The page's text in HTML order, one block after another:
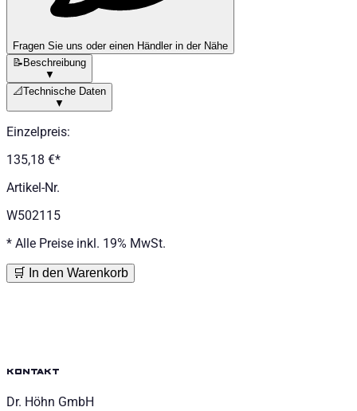
Fragen Sie uns oder einen Händler in der Nähe
📝Beschreibung
▼
📐Technische Daten
▼
Einzelpreis:
135,18 €*
Artikel-Nr.
W502115
* Alle Preise inkl. 19% MwSt.
🛒 In den Warenkorb
kontakt
Dr. Höhn GmbH